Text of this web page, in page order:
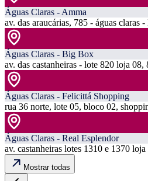
Águas Claras - Amma
av. das araucárias, 785 - águas claras -
Águas Claras - Big Box
av. das castanheiras - lote 820 loja 08,
Águas Claras - Felicittá Shopping
rua 36 norte, lote 05, bloco 02,
Águas Claras - Real Esplendor
av. castanheiras lotes 1310 e 1370
Mostrar todas